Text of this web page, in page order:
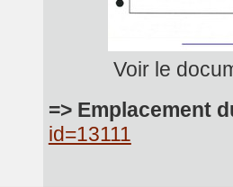
Voir le
=> Emplacement
id=13111